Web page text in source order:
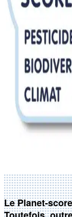
Le Planet-